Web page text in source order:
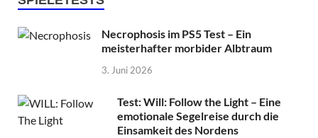
Necrophosis im PS5 Test – Ein
meisterhafter morbider Albtraum
3. Juni 2026
Test: Will: Follow the Light – Eine
emotionale Segelreise durch die
Einsamkeit des Nordens